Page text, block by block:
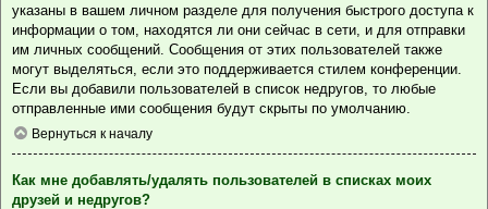
указаны в вашем личном разделе для получения быстрого доступа к
информации о том, находятся ли они сейчас в сети, и для отправки
им личных сообщений. Сообщения от этих пользователей также
могут выделяться, если это поддерживается стилем конференции.
Если вы добавили пользователей в список недругов, то любые
отправленные ими сообщения будут скрыты по умолчанию.
Вернуться к началу
Как мне добавлять/удалять пользователей в списках моих
друзей и недругов?